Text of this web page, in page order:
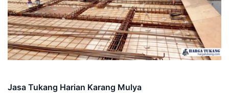
Jasa Tukang Harian Karang Mulya